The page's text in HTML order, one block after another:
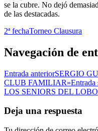
se la cubre. No dejó
de las destacadas.
2ª fechaTorneo Clausura
Navegación de
Entrada anteriorSERGIO
CLUB FAMILIAR»Entrada
LOS SENIORS DEL LOBO
Deja una respuesta